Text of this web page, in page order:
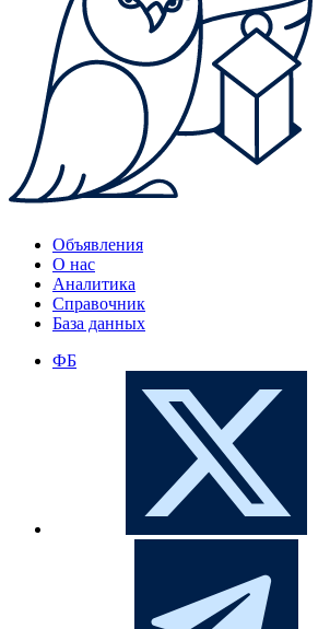
Объявления
О нас
Аналитика
Справочник
База данных
ФБ